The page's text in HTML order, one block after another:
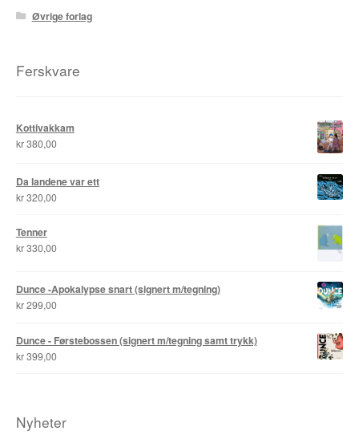
Lene Ask
Max Estes
Ronny Haugeland
Roy Søbstad
Rune Borvik
Sigbjørn Lilleeng
Sven Tveit / Jarle Grinde
Øvrige forlag
Ferskvare
Kottivakkam
kr380,00
Da landene var ett
kr320,00
Tenner
kr330,00
Dunce -Apokalypse snart (signert m/tegning)
kr299,00
Dunce - Førstebossen (signert m/tegning samt trykk)
kr399,00
Nyheter